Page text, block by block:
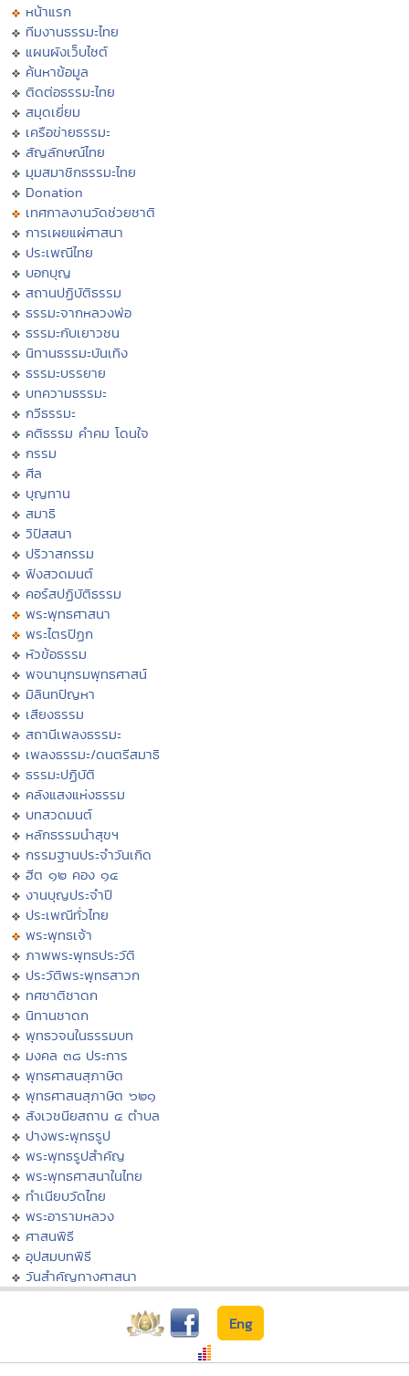
หน้าแรก
ทีมงานธรรมะไทย
แผนผังเว็บไซต์
ค้นหาข้อมูล
ติดต่อธรรมะไทย
สมุดเยี่ยม
เครือข่ายธรรมะ
สัญลักษณ์ไทย
มุมสมาชิกธรรมะไทย
Donation
เทศกาลงานวัดช่วยชาติ
การเผยแผ่ศาสนา
ประเพณีไทย
บอกบุญ
สถานปฏิบัติธรรม
ธรรมะจากหลวงพ่อ
ธรรมะกับเยาวชน
นิทานธรรมะบันเทิง
ธรรมะบรรยาย
บทความธรรมะ
กวีธรรมะ
คติธรรม คำคม โดนใจ
กรรม
ศีล
บุญทาน
สมาธิ
วิปัสสนา
ปริวาสกรรม
ฟังสวดมนต์
คอร์สปฏิบัติธรรม
พระพุทธศาสนา
พระไตรปิฏก
หัวข้อธรรม
พจนานุกรมพุทธศาสน์
มิลินทปัญหา
เสียงธรรม
สถานีเพลงธรรมะ
เพลงธรรมะ/ดนตรีสมาธิ
ธรรมะปฏิบัติ
คลังแสงแห่งธรรม
บทสวดมนต์
หลักธรรมนำสุขฯ
กรรมฐานประจำวันเกิด
ฮีต ๑๒ คอง ๑๔
งานบุญประจำปี
ประเพณีทั่วไทย
พระพุทธเจ้า
ภาพพระพุทธประวัติ
ประวัติพระพุทธสาวก
ทศชาติชาดก
นิทานชาดก
พุทธวจนในธรรมบท
มงคล ๓๘ ประการ
พุทธศาสนสุภาษิต
พุทธศาสนสุภาษิต ๖๒๑
สังเวชนียสถาน ๔ ตำบล
ปางพระพุทธรูป
พระพุทธรูปสำคัญ
พระพุทธศาสนาในไทย
ทำเนียบวัดไทย
พระอารามหลวง
ศาสนพิธี
อุปสมบทพิธี
วันสำคัญทางศาสนา
Eng